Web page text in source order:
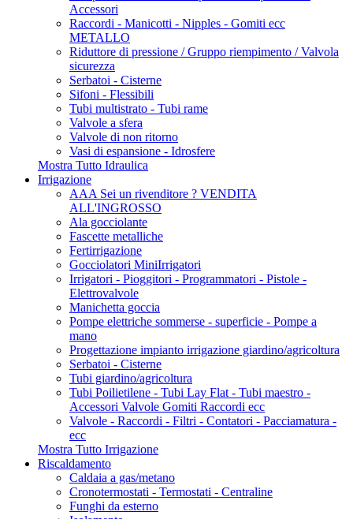
Accessori
Raccordi - Manicotti - Nipples - Gomiti ecc
METALLO
Riduttore di pressione / Gruppo riempimento / Valvola
sicurezza
Serbatoi - Cisterne
Sifoni - Flessibili
Tubi multistrato - Tubi rame
Valvole a sfera
Valvole di non ritorno
Vasi di espansione - Idrosfere
Mostra Tutto Idraulica
Irrigazione
AAA Sei un rivenditore ? VENDITA
ALL'INGROSSO
Ala gocciolante
Fascette metalliche
Fertirrigazione
Gocciolatori MiniIrrigatori
Irrigatori - Pioggitori - Programmatori - Pistole -
Elettrovalvole
Manichetta goccia
Pompe elettriche sommerse - superficie - Pompe a
mano
Progettazione impianto irrigazione giardino/agricoltura
Serbatoi - Cisterne
Tubi giardino/agricoltura
Tubi Poilietilene - Tubi Lay Flat - Tubi maestro -
Accessori Valvole Gomiti Raccordi ecc
Valvole - Raccordi - Filtri - Contatori - Pacciamatura -
ecc
Mostra Tutto Irrigazione
Riscaldamento
Caldaia a gas/metano
Cronotermostati - Termostati - Centraline
Funghi da esterno